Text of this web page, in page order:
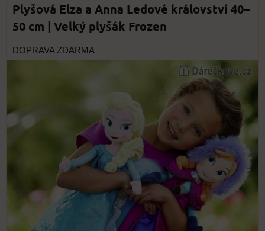
Plyšová Elza a Anna Ledové království 40–
50 cm | Velký plyšák Frozen
DOPRAVA ZDARMA